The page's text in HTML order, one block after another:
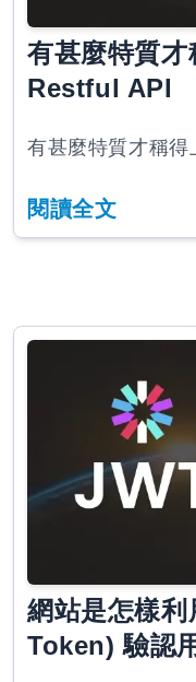
有甚麼特質
Restful API
有甚麼特質才稱
閱讀全文
網站是怎樣
Token) 驗認